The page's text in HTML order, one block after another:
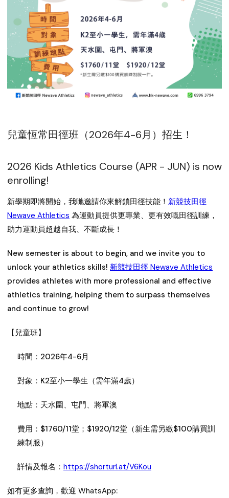
兒童恆常田徑班（2026年4-6月）招生！
2026 Kids Athletics Course (APR - JUN) is now
enrolling!
新學期即將開始，我哋邀請你來解鎖田徑技能！ 新競技田徑
Newave Athletics 為運動員提供更專業、更有效嘅田徑訓練，
助力運動員超越自我、不斷成長！
New semester is about to begin, and we invite you to
unlock your athletics skills! 新競技田徑 Newave Athletics
provides athletes with more professional and effective
athletics training, helping them to surpass themselves
and continue to grow!
【兒童班】
時間： 2026年4-6月
對象： K2至小一學生（需年滿4歲）
地點： 天水圍、屯門、將軍澳
費用： $1760/11堂；$1920/12堂（新生需另繳$100購買訓
練制服）
詳情及報名： https://shorturl.at/V6Kou
如有更多查詢，歡迎 WhatsApp: